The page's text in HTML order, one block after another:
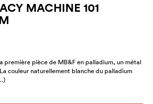
MACHINE 101
première pièce de MB&F en palladium, un métal
couleur naturellement blanche du palladium